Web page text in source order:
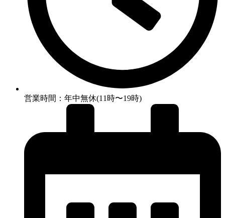
営業時間：年中無休(11時〜19時)